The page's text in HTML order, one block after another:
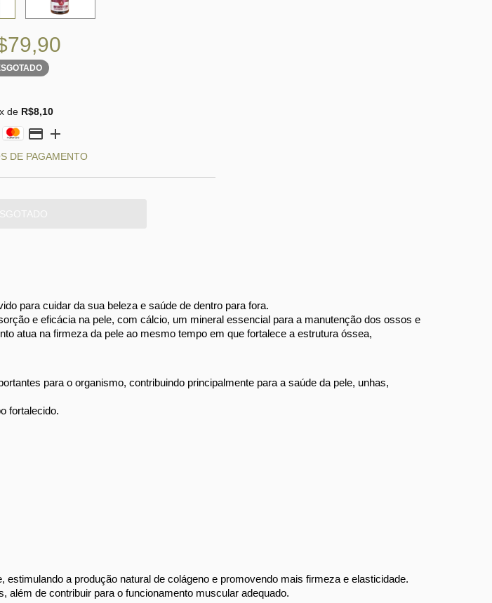
de R$8,10
DE PAGAMENTO
para cuidar da sua beleza e saúde de dentro para fora.
e eficácia na pele, com cálcio, um mineral essencial para a manutenção dos ossos e
atua na firmeza da pele ao mesmo tempo em que fortalece a estrutura óssea,
para o organismo, contribuindo principalmente para a saúde da pele, unhas,
fortalecido.
a produção natural de colágeno e promovendo mais firmeza e elasticidade.
além de contribuir para o funcionamento muscular adequado.